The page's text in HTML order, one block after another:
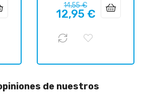
Precio
regular
14,55 €Precio
12,95 €
de nuestros